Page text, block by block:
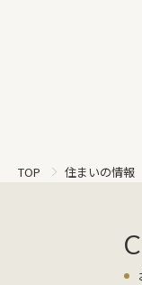
TOP 住まいの情報